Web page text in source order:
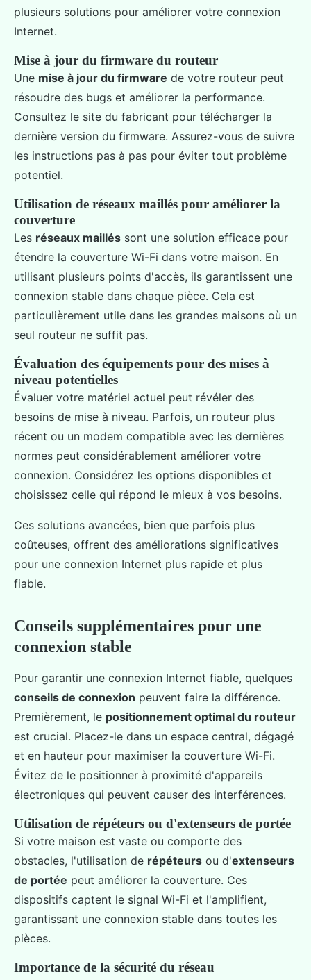
plusieurs solutions pour améliorer votre connexion
Internet.
Mise à jour du firmware du routeur
Une mise à jour du firmware de votre routeur peut
résoudre des bugs et améliorer la performance.
Consultez le site du fabricant pour télécharger la
dernière version du firmware. Assurez-vous de suivre
les instructions pas à pas pour éviter tout problème
potentiel.
Utilisation de réseaux maillés pour améliorer la
couverture
Les réseaux maillés sont une solution efficace pour
étendre la couverture Wi-Fi dans votre maison. En
utilisant plusieurs points d'accès, ils garantissent une
connexion stable dans chaque pièce. Cela est
particulièrement utile dans les grandes maisons où un
seul routeur ne suffit pas.
Évaluation des équipements pour des mises à
niveau potentielles
Évaluer votre matériel actuel peut révéler des
besoins de mise à niveau. Parfois, un routeur plus
récent ou un modem compatible avec les dernières
normes peut considérablement améliorer votre
connexion. Considérez les options disponibles et
choisissez celle qui répond le mieux à vos besoins.
Ces solutions avancées, bien que parfois plus
coûteuses, offrent des améliorations significatives
pour une connexion Internet plus rapide et plus
fiable.
Conseils supplémentaires pour une
connexion stable
Pour garantir une connexion Internet fiable, quelques
conseils de connexion peuvent faire la différence.
Premièrement, le positionnement optimal du routeur
est crucial. Placez-le dans un espace central, dégagé
et en hauteur pour maximiser la couverture Wi-Fi.
Évitez de le positionner à proximité d'appareils
électroniques qui peuvent causer des interférences.
Utilisation de répéteurs ou d'extenseurs de portée
Si votre maison est vaste ou comporte des
obstacles, l'utilisation de répéteurs ou d'extenseurs
de portée peut améliorer la couverture. Ces
dispositifs captent le signal Wi-Fi et l'amplifient,
garantissant une connexion stable dans toutes les
pièces.
Importance de la sécurité du réseau